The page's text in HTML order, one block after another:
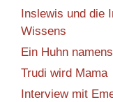
Inslewis und die
Wissens
Ein Huhn
Trudi wird Mama
Interview mit